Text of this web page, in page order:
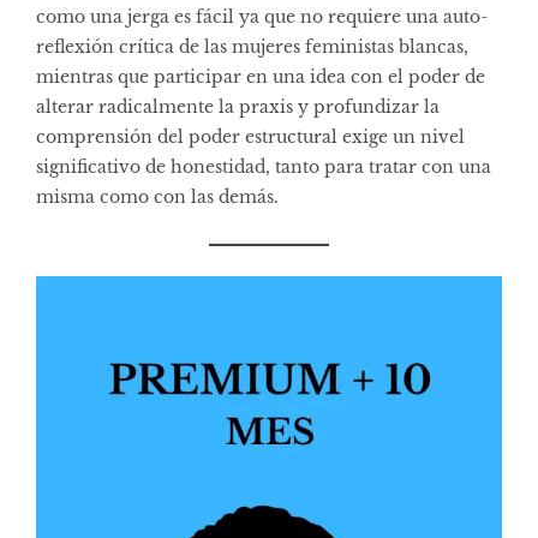
como una jerga es fácil ya que no requiere una auto-
reflexión crítica de las mujeres feministas blancas,
mientras que participar en una idea con el poder de
alterar radicalmente la praxis y profundizar la
comprensión del poder estructural exige un nivel
significativo de honestidad, tanto para tratar con una
misma como con las demás.